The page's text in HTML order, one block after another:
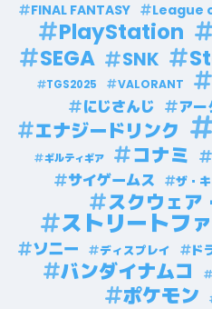
FINAL FANTASY League
PlayStation
SEGA SNK
TGS2025 VALORANT
にじさんじ ア
エナジードリンク
ギルティギア
コナミ
サイゲームス
ザ・
スクウェア
ストリートフ
ソニー ディスプレイ ド
バンダイナムコ
ポケモン